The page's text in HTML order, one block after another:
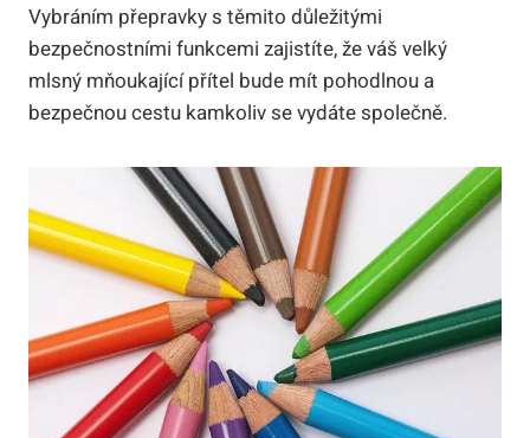
Vybráním přepravky s těmito důležitými
bezpečnostními funkcemi zajistíte, že váš velký
mlsný mňoukající přítel bude mít pohodlnou a
bezpečnou cestu kamkoliv se vydáte společně.